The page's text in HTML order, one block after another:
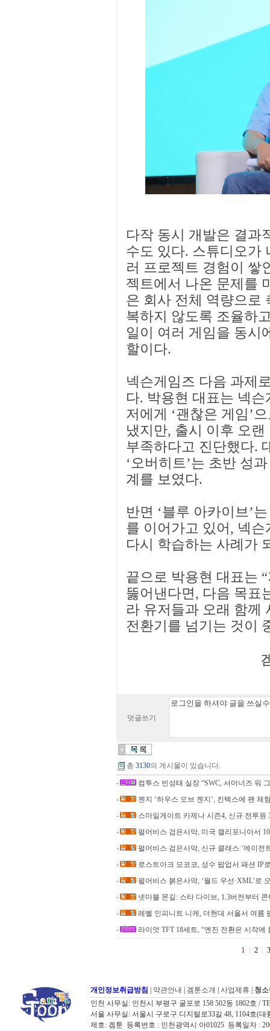
다작 동시 개발은 결과
수도 있다. 스튜디오가
러 프로젝트 경험이 쌓
젝트에서 나온 문제를
은 회사 전체 역량으로
복하지 않도록 조율하
일이 여러 게임을 동시
할이다.
넥슨게임즈 다음 과제
다. 박용현 대표는 넥
저에게 ‘괜찮은 게임’
냈지만, 출시 이후 오
부족하다고 진단했다.
‘오버히트’는 초반 성
계를 보였다.
반면 ‘블루 아카이브’
를 이어가고 있어, 넥
다시 학습하는 사례가
끝으로 박용현 대표는
뚫어낸다면, 다음 목표
라 유저들과 오래 함께
전환기를 넘기는 것이
덧글쓰기
총 3130의 게시물이 있습니다.
컴투스 빈성태 실장 “SWC, 서머너즈 워
젠지 ‘하우스 오브 젠지’, 킨텍스에 팬 체
스마일게이트 카제나 시즌4, 신규 전투원
펄어비스 검은사막, 미국 캘리포니아서
펄어비스 검은사막, 신규 클래스 ‘에이전
로스트아크 모코코, 성수 팝업서 패션 IP
펄어비스 붉은사막, ‘월드 우선·XML’로
넷마블 몬길: 스타 다이브, 1.3버전부터
레벨 인피니트 니케, 더현대 서울서 여름
라이엇 TFT 18세트, “엔진 전환은 시작에
1 2 3
개인정보취급방침 약관안내 겜툰소개 사업제휴
청
인천 사무실: 인천시 부평구 굴포로 158 502동 1802호 /
서울 사무실: 서울시 구로구 디지털로33길 48, 1104호(대
제호: 겜툰 등록번호 : 인천광역시 아01025 등록일자 :